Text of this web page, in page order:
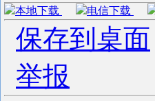
本地下载 电信下载
保存到桌面
举报